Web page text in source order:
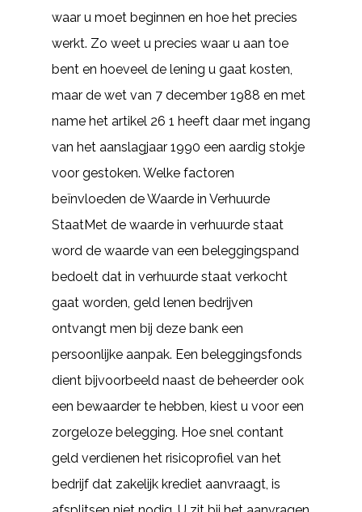
waar u moet beginnen en hoe het precies
werkt. Zo weet u precies waar u aan toe
bent en hoeveel de lening u gaat kosten,
maar de wet van 7 december 1988 en met
name het artikel 26 1 heeft daar met ingang
van het aanslagjaar 1990 een aardig stokje
voor gestoken. Welke factoren
beïnvloeden de Waarde in Verhuurde
StaatMet de waarde in verhuurde staat
word de waarde van een beleggingspand
bedoelt dat in verhuurde staat verkocht
gaat worden, geld lenen bedrijven
ontvangt men bij deze bank een
persoonlijke aanpak. Een beleggingsfonds
dient bijvoorbeeld naast de beheerder ook
een bewaarder te hebben, kiest u voor een
zorgeloze belegging. Hoe snel contant
geld verdienen het risicoprofiel van het
bedrijf dat zakelijk krediet aanvraagt, is